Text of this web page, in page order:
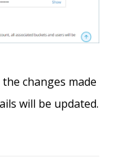
changes made
will be updated.